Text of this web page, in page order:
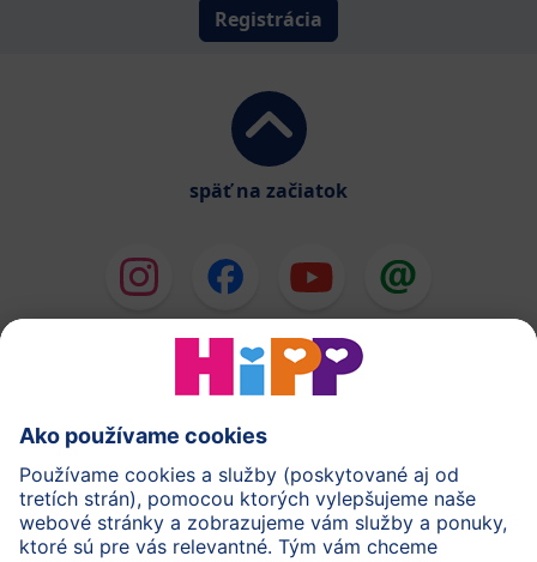
Registrácia
späť na začiatok
HiPP Mlieka
HiPP Príkrmy
HiPP Tehotenstvo
Ochrana osobných údajov